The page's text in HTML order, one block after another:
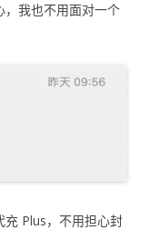
，我也不用面对一个
Plus，不用担心封